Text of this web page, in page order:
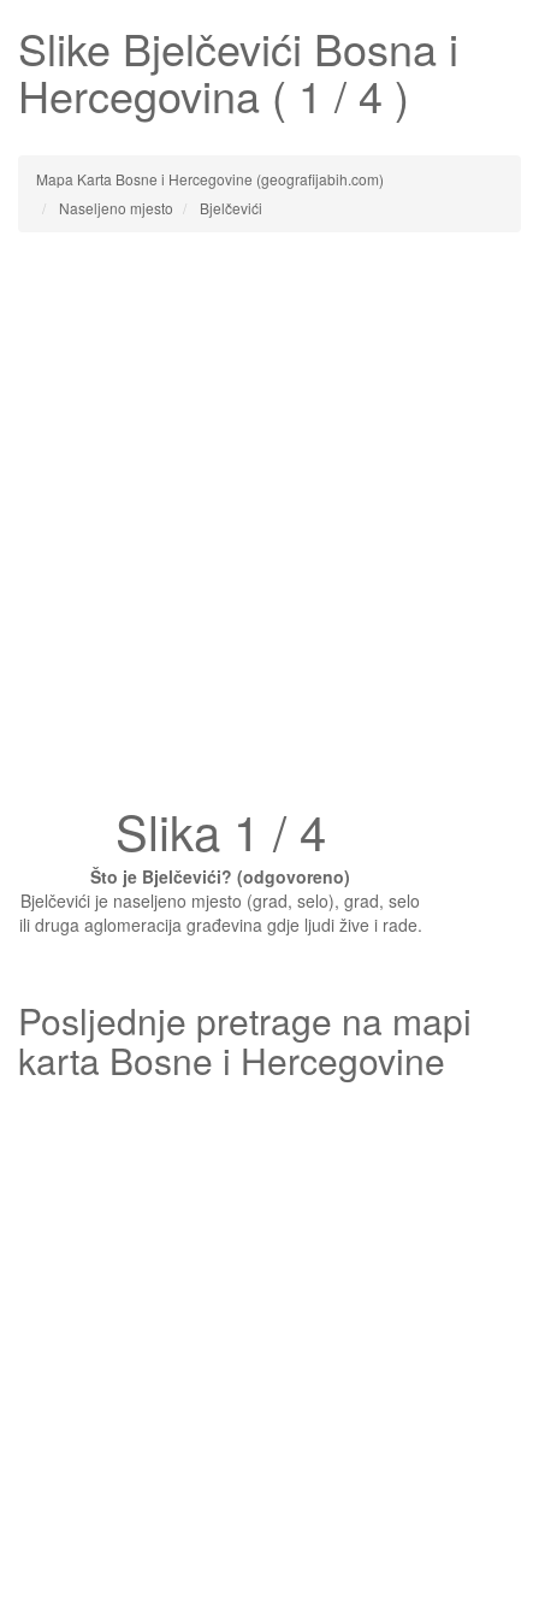
Slike Bjelčevići Bosna i
Hercegovina ( 1 / 4 )
Mapa Karta Bosne i Hercegovine (geografijabih.com)
Naseljeno mjesto
Bjelčevići
Slika 1 / 4
Što je Bjelčevići? (odgovoreno)
Bjelčevići je naseljeno mjesto (grad, selo), grad, selo
ili druga aglomeracija građevina gdje ljudi žive i rade.
Posljednje pretrage na mapi
karta Bosne i Hercegovine